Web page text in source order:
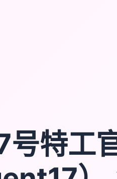
号特工